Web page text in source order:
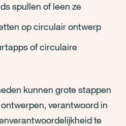
spullen of leen ze
op circulair ontwerp
of circulaire
kunnen grote stappen
verantwoord in
te